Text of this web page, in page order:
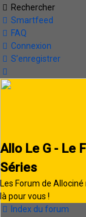
Rechercher
Smartfeed
FAQ
Connexion
S’enregistrer
Allo Le G - Le
Séries
Les Forum de
là pour vous !
Index du forum